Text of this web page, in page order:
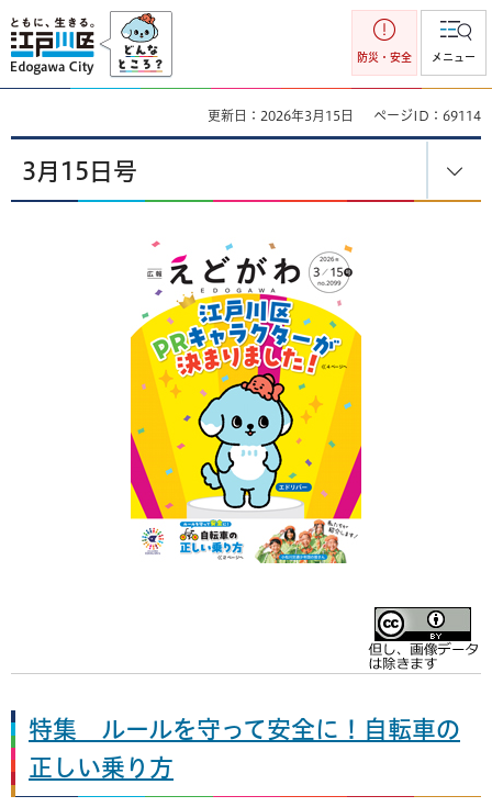
江戸川区
防災・安全 メニュー
更新日：2026年3月15日 ページID：69114
3月15日号
特集 ルールを守って安全に！自転車の
正しい乗り方